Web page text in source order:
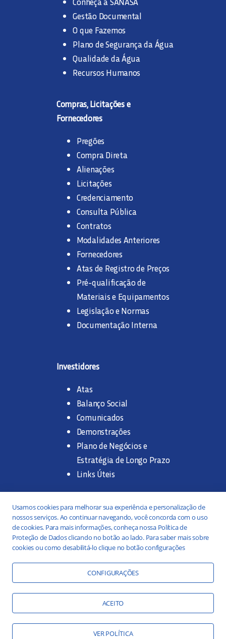
Gestão Documental
O que Fazemos
Plano de Segurança da Água
Qualidade da Água
Recursos Humanos
Compras, Licitações e
Fornecedores
Pregões
Compra Direta
Alienações
Licitações
Credenciamento
Consulta Pública
Contratos
Modalidades Anteriores
Fornecedores
Atas de Registro de Preços
Pré-qualificação de
Materiais e Equipamentos
Legislação e Normas
Documentação Interna
Investidores
Atas
Balanço Social
Comunicados
Demonstrações
Plano de Negócios e
Estratégia de Longo Prazo
Links Úteis
Trabalhe na SANASA
Concurso Público
Estágio
Portal da Transparência
Práticas ESG
Responsabilidade Social
Educação Ambiental
Usamos cookies para melhorar sua experiência e personalização de
nossos serviços. Ao continuar navegando, você concorda com o uso
de cookies. Para mais informações, conheça nossa Política de
Proteção de Dados clicando no botão ao lado. Para saber mais sobre
cookies ou como desabilitá-lo clique no botão configurações
CONFIGURAÇÕES
ACEITO
VER POLÍTICA